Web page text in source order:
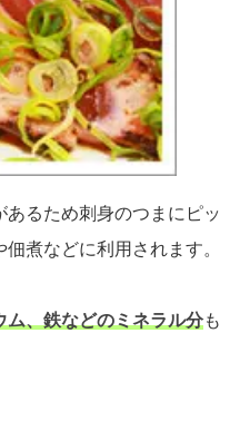
るため刺身のつまにピッ
煮などに利用されます。
ム、鉄などのミネラル分も